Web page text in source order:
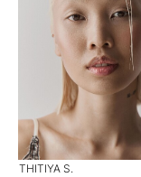
THITIYA S.